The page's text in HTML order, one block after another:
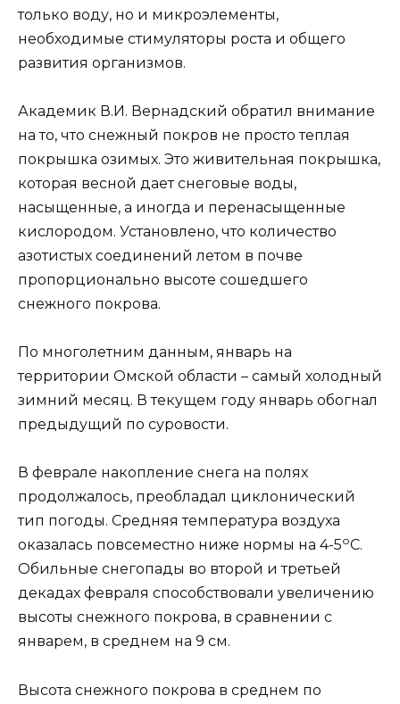
только воду, но и микроэлементы,
необходимые стимуляторы роста и общего
развития организмов.
Академик В.И. Вернадский обратил внимание
на то, что снежный покров не просто теплая
покрышка озимых. Это живительная покрышка,
которая весной дает снеговые воды,
насыщенные, а иногда и перенасыщенные
кислородом. Установлено, что количество
азотистых соединений летом в почве
пропорционально высоте сошедшего
снежного покрова.
По многолетним данным, январь на
территории Омской области – самый холодный
зимний месяц. В текущем году январь обогнал
предыдущий по суровости.
В феврале накопление снега на полях
продолжалось, преобладал циклонический
тип погоды. Средняя температура воздуха
оказалась повсеместно ниже нормы на 4-5оС.
Обильные снегопады во второй и третьей
декадах февраля способствовали увеличению
высоты снежного покрова, в сравнении с
январем, в среднем на 9 см.
Высота снежного покрова в среднем по